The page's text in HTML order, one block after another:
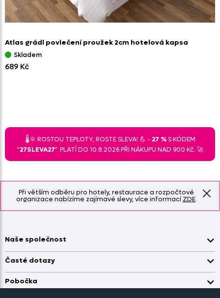
Při větším odběru pro hotely, restaurace a rozpočtové
organizace nabízíme zajímavé slevy, více informacíZDE.
Atlas grádl povlečení proužek 2cm hotelová kapsa
Skladem
689 Kč
🌡️🌞 ROSTOU TEPLOTY, ROSTE SLEVA! 💪 - 27 %S KÓDEM
"27SLEVA27". PLATÍ DO 10.8.2026 PŘI NÁKUPU NAD 900 Kč. 🚀
Naše společnost
Doprava a platba
Kontakt
O nás
Časté dotazy
Jak změřit okno pro nákup záclon?
Pobočka